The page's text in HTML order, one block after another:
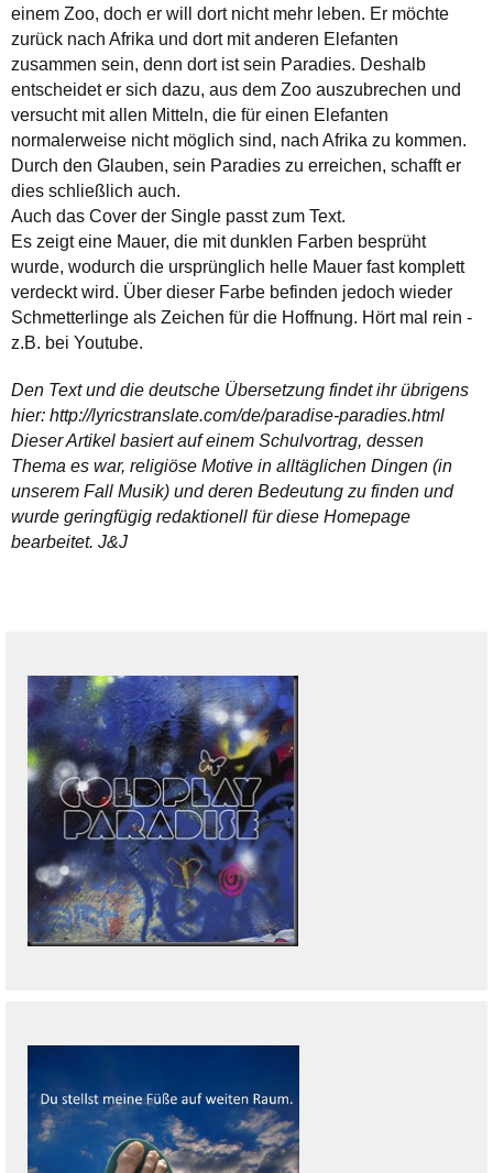
einem Zoo, doch er will dort nicht mehr leben. Er möchte
zurück nach Afrika und dort mit anderen Elefanten
zusammen sein, denn dort ist sein Paradies. Deshalb
entscheidet er sich dazu, aus dem Zoo auszubrechen und
versucht mit allen Mitteln, die für einen Elefanten
normalerweise nicht möglich sind, nach Afrika zu kommen.
Durch den Glauben, sein Paradies zu erreichen, schafft er
dies schließlich auch.
Auch das Cover der Single passt zum Text.
Es zeigt eine Mauer, die mit dunklen Farben besprüht
wurde, wodurch die ursprünglich helle Mauer fast komplett
verdeckt wird. Über dieser Farbe befinden jedoch wieder
Schmetterlinge als Zeichen für die Hoffnung. Hört mal rein -
z.B. bei Youtube.
Den Text und die deutsche Übersetzung findet ihr übrigens
hier: http://lyricstranslate.com/de/paradise-paradies.html
Dieser Artikel basiert auf einem Schulvortrag, dessen
Thema es war, religiöse Motive in alltäglichen Dingen (in
unserem Fall Musik) und deren Bedeutung zu finden und
wurde geringfügig redaktionell für diese Homepage
bearbeitet. J&J